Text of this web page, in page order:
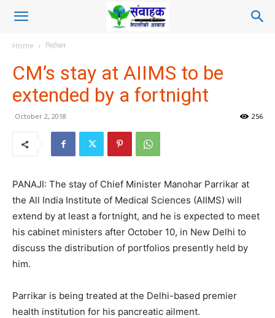
Home निर्वाचन
CM’s stay at AIIMS to be
extended by a fortnight
October 2, 2018 256
PANAJI: The stay of Chief Minister Manohar Parrikar at
the All India Institute of Medical Sciences (AIIMS) will
extend by at least a fortnight, and he is expected to meet
his cabinet ministers after October 10, in New Delhi to
discuss the distribution of portfolios presently held by
him.
Parrikar is being treated at the Delhi-based premier
health institution for his pancreatic ailment.